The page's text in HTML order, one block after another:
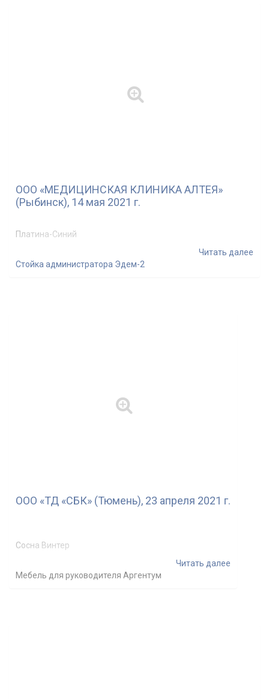
ООО «МЕДИЦИНСКАЯ КЛИНИКА АЛТЕЯ»
(Рыбинск), 14 мая 2021 г.
Платина-Синий
Читать далее
Стойка администратора Эдем-2
ООО «ТД «СБК» (Тюмень), 23 апреля 2021 г.
Сосна Винтер
Читать далее
Мебель для руководителя Аргентум